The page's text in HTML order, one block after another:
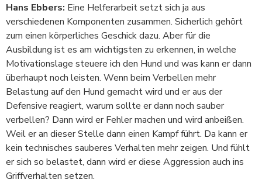
Hans Ebbers: Eine Helferarbeit setzt sich ja aus
verschiedenen Komponenten zusammen. Sicherlich gehört
zum einen körperliches Geschick dazu. Aber für die
Ausbildung ist es am wichtigsten zu erkennen, in welche
Motivationslage steuere ich den Hund und was kann er dann
überhaupt noch leisten. Wenn beim Verbellen mehr
Belastung auf den Hund gemacht wird und er aus der
Defensive reagiert, warum sollte er dann noch sauber
verbellen? Dann wird er Fehler machen und wird anbeißen.
Weil er an dieser Stelle dann einen Kampf führt. Da kann er
kein technisches sauberes Verhalten mehr zeigen. Und fühlt
er sich so belastet, dann wird er diese Aggression auch ins
Griffverhalten setzen.